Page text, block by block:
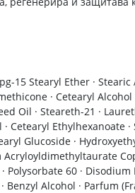
15 Stearyl Ether · Stearic
· Cetearyl Alcohol
Oil · Steareth-21 ·
Cetearyl Ethylhexanoate ·
Glucoside ·
Polysorbate 60 · Disodium
Benzyl Alcohol · Parfum